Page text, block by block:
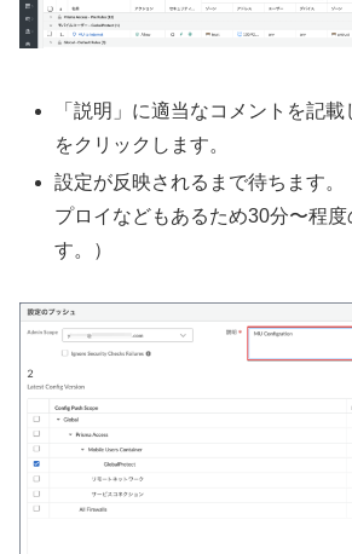
「説明」に適当なコメントを記載
をクリックします。
設定が反映されるまで待ちます。
プロイなどもあるため30分〜程度
す。）